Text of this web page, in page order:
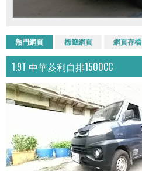
熱門網頁 標籤網頁 網頁存檔
1.9T 中華菱利自排1500CC